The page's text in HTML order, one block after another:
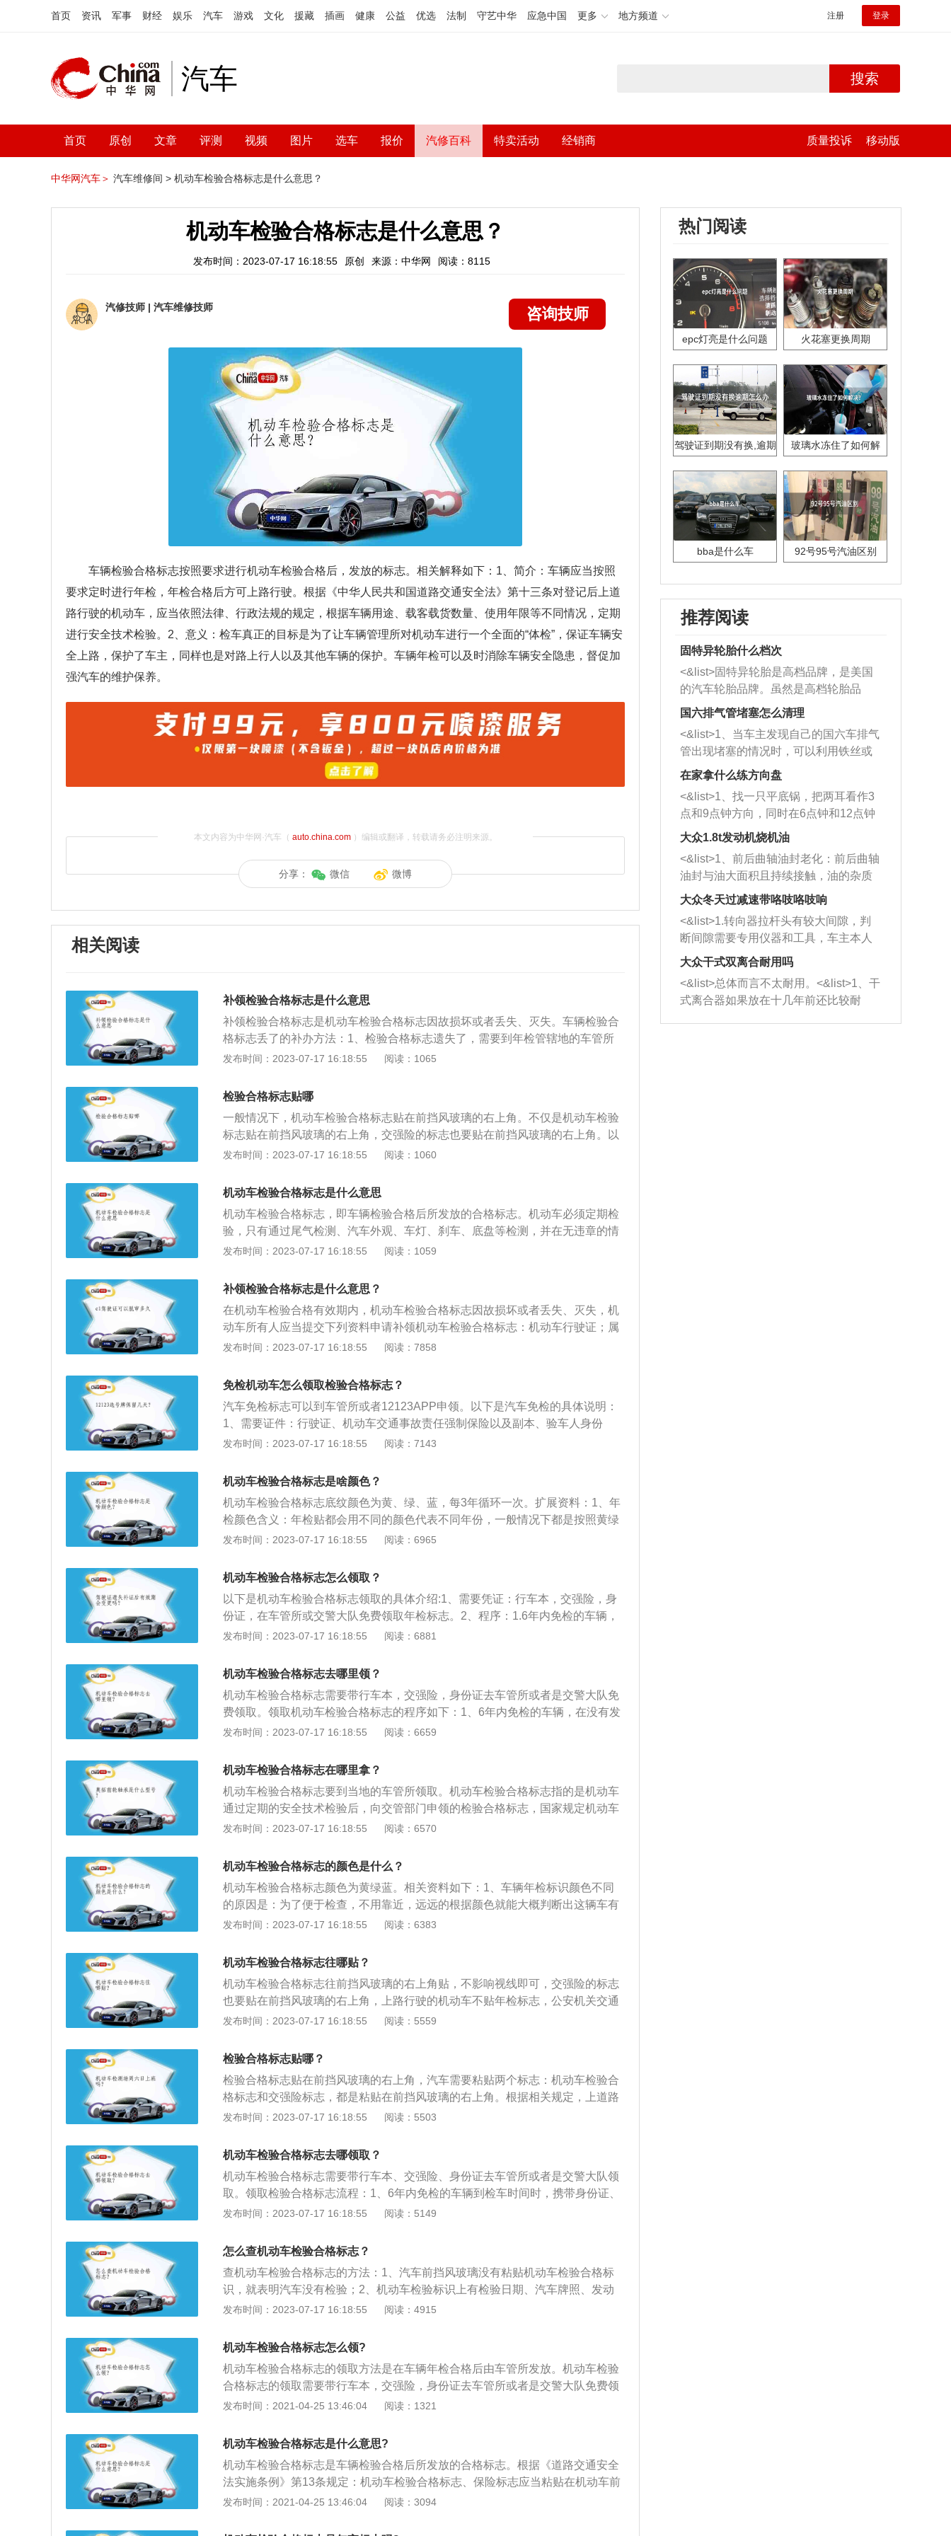
首页 资讯 军事 财经 娱乐 汽车 游戏 文化 援藏 插画 健康 公益 优选 法制 守艺中华 应急中国 更多 地方频道 注册 登录
汽车 搜索
首页 原创 文章 评测 视频 图片 选车 报价 汽修百科 特卖活动 经销商 质量投诉 移动版
中华网汽车＞ 汽车维修间 > 机动车检验合格标志是什么意思？
机动车检验合格标志是什么意思？
发布时间：2023-07-17 16:18:55 原创 来源：中华网 阅读：8115
汽修技师 | 汽车维修技师 咨询技师
车辆检验合格标志按照要求进行机动车检验合格后，发放的标志。相关解释如下：1、简介：车辆应当按照
要求定时进行年检，年检合格后方可上路行驶。根据《中华人民共和国道路交通安全法》第十三条对登记后上道
路行驶的机动车，应当依照法律、行政法规的规定，根据车辆用途、载客载货数量、使用年限等不同情况，定期
进行安全技术检验。2、意义：检车真正的目标是为了让车辆管理所对机动车进行一个全面的“体检”，保证车辆安
全上路，保护了车主，同样也是对路上行人以及其他车辆的保护。车辆年检可以及时消除车辆安全隐患，督促加
强汽车的维护保养。
本文内容为中华网·汽车（ auto.china.com）编辑或翻译，转载请务必注明来源。
分享： 微信 微博
相关阅读
补领检验合格标志是什么意思
补领检验合格标志是机动车检验合格标志因故损坏或者丢失、灭失。车辆检验合
格标志丢了的补办方法：1、检验合格标志遗失了，需要到年检管辖地的车管所
或者交警大队办理补办手续。2、然后携带上相关证明，行驶证、车辆登记证、
检验合格标志的情况及应递交的材料在机动车检验合格有效期限内，机动车检验
合格标志因事毁坏或是遗失、损毁的，机动车每个人理应递交以下材料申请办理
补领机动车检验合格标志：（一）机动车车辆行驶证；（二）归属于机动车检验
合格标志毁坏的，还应缴回毁坏的机动车检验合格标志。二、申请办理地址：使
（领）馆、外国籍车牌机动车到车管所申请办理，别的机动车到机动车每个人身
日起一个工作中日内受理，不加收花费。三、住所的详细地址就是指：（一）企
业住所详细地址为其身份证件记述的详细地址；（二）本人住所详细地址为其申
请的住所详细地址。公安部、市场监管总局、生态环境部、交通运输部联合推出
检验3次调整为检验2次（第6年、第10年），并将原15年以后每半年检验1次，调
第10年），10年以后每年检验1次。此次调整后，非营运小客车、摩托车在10年
内，只需要在第6年、第10年到检验机构上线检验，期间每两年申领一次检验标
志；超过10年的，每年上线检验1次。
发布时间：2023-07-17 16:18:55 阅读：1065
检验合格标志贴哪
一般情况下，机动车检验合格标志贴在前挡风玻璃的右上角。不仅是机动车检验
标志贴在前挡风玻璃的右上角，交强险的标志也要贴在前挡风玻璃的右上角。以
前车内需要贴三个标志，分别是机动车检验合格标志、绿色环保标志、交强险标
于2017年取消。机动车检验合格标志和交强险标志的张贴位置，国家有相关的法
律法规。不按规定张贴相关车辆标志属于违法行为。根据《中华人民共和国道路
交通安全法实施条例》第十三条机动车号牌应当悬挂在车前、车后指定位置，保
持清晰、完整。重型、中型载货汽车及其挂车、拖拉机及其挂车的车身或者车厢
后部应当喷涂放大的牌号，字样应当端正并保持清晰。机动车检验合格标志、保
不得影响安全驾驶。
发布时间：2023-07-17 16:18:55 阅读：1060
机动车检验合格标志是什么意思
机动车检验合格标志，即车辆检验合格后所发放的合格标志。机动车必须定期检
验，只有通过尾气检测、汽车外观、车灯、刹车、底盘等检测，并在无违章的情
况下，才能发放合格标志。车辆保险标志就是代表车辆已经进行了投保，并且能
标准处罚。根据《机动车登记规定》第五十四条机动车所有人可以在机动车检验
有效期满前三个月内向车辆管理所申请检验合格标志。除大型载客汽车、校车以
外的机动车因故不能在登记地检验的，机动车所有人可以向车辆所在地车辆管理
所申请检验合格标志。申请前，机动车所有人应当将涉及该车的道路交通安全违
法行为和交通事故处理完毕。
发布时间：2023-07-17 16:18:55 阅读：1059
补领检验合格标志是什么意思？
在机动车检验合格有效期内，机动车检验合格标志因故损坏或者丢失、灭失，机
动车所有人应当提交下列资料申请补领机动车检验合格标志：机动车行驶证；属
于机动车检验合格标志损坏，还应交回损坏的机动车检验合格标志。以下是扩展
当从注册登记之日起，按照下列期限进行安全技术检验：营运载客汽车5年以内
每年检验1次；超过5年，每6个月检验1次；载货汽车和大型、中型非营运载客汽
车10年以内每年检验1次；超过10年，每6个月检验1次；小型、微型非营运载客
汽车6年以内。
发布时间：2023-07-17 16:18:55 阅读：7858
免检机动车怎么领取检验合格标志？
汽车免检标志可以到车管所或者12123APP申领。以下是汽车免检的具体说明：
1、需要证件：行驶证、机动车交通事故责任强制保险以及副本、验车人身份
证、三角警示牌、灭火器。处理车辆违章、车身不允许有改装。2、张贴规定：
定放置检验合格标志、保险标志时，一旦被查到，交警会处以罚款。
发布时间：2023-07-17 16:18:55 阅读：7143
机动车检验合格标志是啥颜色？
机动车检验合格标志底纹颜色为黄、绿、蓝，每3年循环一次。扩展资料：1、年
检颜色含义：年检贴都会用不同的颜色代表不同年份，一般情况下都是按照黄绿
蓝的颜色顺序排列，颜色对应的是年检贴上面的年份，颜色是以年检的最后那一
贴颜色不代表车的环保标准，并不是发个黄色年检贴就代表你的车就是黄标车，
而是用来便于交警在验车执法的时候识别，在车辆距离较远时，交警看数字看不
清，但是可以看颜色区分。
发布时间：2023-07-17 16:18:55 阅读：6965
机动车检验合格标志怎么领取？
以下是机动车检验合格标志领取的具体介绍:1、需要凭证：行车本，交强险，身
份证，在车管所或交警大队免费领取年检标志。2、程序：1.6年内免检的车辆，
在没有发生重大事故的情况下，免上线检车。但每两年要到车管所领取年审帖和
单，到车管所办理。3、免检车：免检车领取的年审帖和绿色环保贴不收费，免
费发放。但领贴时要各提供一份行驶证复印件。4、查看违法信息：领取前要查
询车辆是否有违法信息。若有违法信息，需要先处理掉，否则不予办理。
发布时间：2023-07-17 16:18:55 阅读：6881
机动车检验合格标志去哪里领？
机动车检验合格标志需要带行车本，交强险，身份证去车管所或者是交警大队免
费领取。领取机动车检验合格标志的程序如下：1、6年内免检的车辆，在没有发
生重大事故的情况下，免上线检车；但每两年要到车管所领取年审帖和绿色环保
到车管所办理。2、到车管所后，到指定窗口，把证件交给工作人员；工作人员
录入信息后，就可以到下一窗口直接领取年审帖和环保贴。
发布时间：2023-07-17 16:18:55 阅读：6659
机动车检验合格标志在哪里拿？
机动车检验合格标志要到当地的车管所领取。机动车检验合格标志指的是机动车
通过定期的安全技术检验后，向交管部门申领的检验合格标志，国家规定机动车
必须定期检验，只有通过尾气检测、汽车外观、车灯、刹车、底盘等检测，并且
件：1、机动车检验有效期满前三个月内。2、提供法律、法规、部门规章规定的
证明凭证。3、机动车涉及的道路交通安全违法行为和交通事故处理完毕。4、机
动车安全技术检验合格，免检车除外。
发布时间：2023-07-17 16:18:55 阅读：6570
机动车检验合格标志的颜色是什么？
机动车检验合格标志颜色为黄绿蓝。相关资料如下：1、车辆年检标识颜色不同
的原因是：为了便于检查，不用靠近，远远的根据颜色就能大概判断出这辆车有
没有在规定的日期年检。2、车辆年检，就是指每个已经取得正式号牌和行驶证
车辆做体检。车辆年检可以及时消除车辆安全隐患，督促加强汽车的维护保养，
减少交通事故的发生。
发布时间：2023-07-17 16:18:55 阅读：6383
机动车检验合格标志往哪贴？
机动车检验合格标志往前挡风玻璃的右上角贴，不影响视线即可，交强险的标志
也要贴在前挡风玻璃的右上角，上路行驶的机动车不贴年检标志，公安机关交通
管理部门会进行一些处罚。6年以内的免检车辆要在当地的车管所去领取车辆年
的材料：车主的身份证复印件、车辆的保险单副本、车船税发票、车辆的行驶
证、代办人身份证、处理违章的信息。
发布时间：2023-07-17 16:18:55 阅读：5559
检验合格标志贴哪？
检验合格标志贴在前挡风玻璃的右上角，汽车需要粘贴两个标志：机动车检验合
格标志和交强险标志，都是粘贴在前挡风玻璃的右上角。根据相关规定，上道路
行驶的机动车未悬挂号牌、未放置检验合格标志、保险标志或者未随车携带行驶
或补办相应手续。机动车号牌应当悬挂在车前、车后指定位置，保持清晰、完
整。重型、中型载货汽车及其挂车、拖拉机及其挂车的车身或者车厢后部应当喷
涂放大的牌号，字样应当端正并保持清晰。
发布时间：2023-07-17 16:18:55 阅读：5503
机动车检验合格标志去哪领取？
机动车检验合格标志需要带行车本、交强险、身份证去车管所或者是交警大队领
取。领取检验合格标志流程：1、6年内免检的车辆到检车时间时，携带身份证、
车辆行驶证、在有效期内的交强险保单，到车管所办理；2、到车管所后，到指
接领取年审帖和环保贴；4、免检车领取的年审帖和绿色环保贴，是不收费的，
但领贴时要各提供一份行驶证复印件，可以提前准备好；5、领取前要查询车辆
是否有违法信息，要是有违法信息的，先处理掉，否则不予办理。
发布时间：2023-07-17 16:18:55 阅读：5149
怎么查机动车检验合格标志？
查机动车检验合格标志的方法：1、汽车前挡风玻璃没有粘贴机动车检验合格标
识，就表明汽车没有检验；2、机动车检验标识上有检验日期、汽车牌照、发动
机号等相关内容，如果没有实物汽车，可以在当地交警队网上查验或者到车管所
期检验不合格的车辆，要在规定的时间内修复，逾期仍然不合格的，车辆管理机
关有权收缴不合格车辆的号牌和行驶证，车辆将不能在道路上行驶也不可以转
籍。
发布时间：2023-07-17 16:18:55 阅读：4915
机动车检验合格标志怎么领?
机动车检验合格标志的领取方法是在车辆年检合格后由车管所发放。机动车检验
合格标志的领取需要带行车本，交强险，身份证去车管所或者是交警大队免费领
取年检标志。根据《道路交通安全法实施条例》第13条规定：机动车检验合格标
法的。免检车领取年检标步骤：1、年检3个月前，交警大队会发通知提醒领取检
验标志；2、准备的材料：身份证复印件、行驶证、机动车交通事故责任强制保
险单（副本），其他材料如驾驶证、保险单等都带着备用；3、去车管所，拿号
等待；4、将准备的材料交给工作人员，工作人员会核查交通安全违法行为和交
通事故处理情况，符合规定的核发检验标志，需要在机动车检验标志申请表上签
发布时间：2021-04-25 13:46:04 阅读：1321
机动车检验合格标志是什么意思?
机动车检验合格标志是车辆检验合格后所发放的合格标志。根据《道路交通安全
法实施条例》第13条规定：机动车检验合格标志、保险标志应当粘贴在机动车前
窗右上角。不按照规定张贴相关车辆标志是违法的。如果我们没有粘贴年检标志
志的相关内容如下：1、汽车前挡风玻璃没有粘贴机动车检验合格标识，就表明
发布时间：2021-04-25 13:46:04 阅读：3094
热门阅读
epc灯亮是什么问题 火花塞更换周期
驾驶证到期没有换,逾期
玻璃水冻住了如何解
bba是什么车 92号95号汽油区别
推荐阅读
固特异轮胎什么档次
<&list>固特异轮胎是高档品牌，是美国
的汽车轮胎品牌。虽然是高档轮胎品
牌，但是中高低端的轮胎都有生产，这
也是为了更好的开拓市场。
国六排气管堵塞怎么清理
<&list>1、当车主发现自己的国六车排气
管出现堵塞的情况时，可以利用铁丝或
者是细棍，直接将杂物给取出来，如果
堵塞情况比较严重，也可以采取应急措
施。 <&list>2、直接利用木棍将所有的
杂物推到排气管里面的位置处，然后将
三元催化器拆解开，就可以将堵塞的东
西取出来。但如果是因为积碳过多引起
的堵塞，就需要将三元催化器泡在草酸
洗剂对堵塞的情况得到解决，将清洗剂
放在燃油箱中，与燃油混合后，车辆启
动时，就可以和汽油一起进入到燃烧
室，最后形成废气排出，就可以让三元
催化器得到清洗，排气管堵塞的情况就
能够得到解决。
在家拿什么练方向盘
<&list>1、找一只平底锅，把两耳看作3
点和9点钟方向，同时在6点钟和12点钟
方向做一个标记。 <&list>2、双手握住
一圈半的练习，往右同样也要打相同的
圈数。 <&list>3、最后强调要反复练
习，这样就可以形成肌肉记忆，在真实
驾驶车辆时，不需要记忆也能打好方
向。
大众1.8t发动机烧机油
<&list>1、前后曲轴油封老化：前后曲轴
油封与油大面积且持续接触，油的杂质
和发动机内持续温度变化使其密封效果
逐渐减弱，导致渗油或漏油。<&list>2、
活塞间隙过大：积碳会使活塞环与缸体
的间隙扩大，导致机油流入燃烧室中，
造成烧机油。<&list>3、机油粘度。使用
机油粘度过小的话，同样会有烧机油现
象，机油粘度过小具有很好的流动性，
大众冬天过减速带咯吱咯吱响
<&list>1.转向器拉杆头有较大间隙，判
断间隙需要专用仪器和工具，车主本人
无法制作，需要将车辆送到修理厂或4s
店；<&list>2.车辆半轴套管防尘罩破
裂，破裂后会出现漏油现象，使半轴磨
损严重，磨损的半轴容易损坏，产生异
响；<&list>3.稳定器的转向胶套和球头
大众干式双离合耐用吗
<&list>总体而言不太耐用。<&list>1、干
式离合器如果放在十几年前还比较耐